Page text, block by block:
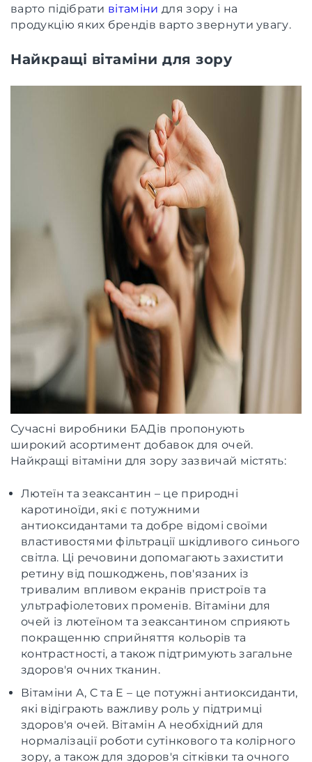
варто підібрати вітаміни для зору і на
продукцію яких брендів варто звернути увагу.
Найкращі вітаміни для зору
Сучасні виробники БАДів пропонують
широкий асортимент добавок для очей.
Найкращі вітаміни для зору зазвичай містять:
Лютеїн та зеаксантин – це природні
каротиноїди, які є потужними
антиоксидантами та добре відомі своїми
властивостями фільтрації шкідливого синього
світла. Ці речовини допомагають захистити
ретину від пошкоджень, пов'язаних із
тривалим впливом екранів пристроїв та
ультрафіолетових променів. Вітаміни для
очей із лютеїном та зеаксантином сприяють
покращенню сприйняття кольорів та
контрастності, а також підтримують загальне
здоров'я очних тканин.
Вітаміни A, C та E – це потужні антиоксиданти,
які відіграють важливу роль у підтримці
здоров'я очей. Вітамін A необхідний для
нормалізації роботи сутінкового та колірного
зору, а також для здоров'я сітківки та очного